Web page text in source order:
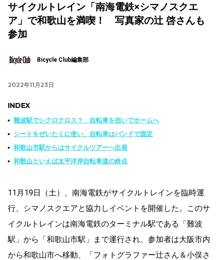
サイクルトレイン「南海電鉄×シマノスクエ
ア」で和歌山を満喫！ 写真家の辻 啓さんも
参加
Bicycle Club編集部
2022年11月23日
INDEX
難波駅でシクロクロス？ 自転車を担いでホームへ
シートをぜいたくに使い、自転車はバンドで固定
和歌山市駅からはサイクルツアーへ出発
和歌山といえば太平洋岸自転車道の終点
11月19日（土）、南海電鉄がサイクルトレインを臨時運
行、シマノスクエアと協力しイベントを開催した。このサ
イクルトレインは南海電鉄のターミナル駅である「難波
駅」から「和歌山市駅」まで運行され、参加者は大阪市内
から和歌山市へ移動、「フォトグラファー辻さん＆小俣さ